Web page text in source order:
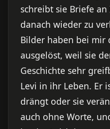
schreibt sie Briefe
danach wieder zu
Bilder haben bei mir
ausgelöst, weil sie
Geschichte sehr
Levi in ihr Leben. Er
drängt oder sie
auch ohne Worte,